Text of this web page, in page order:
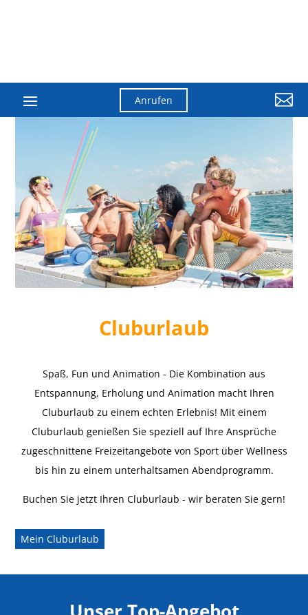
Anrufen 
Cluburlaub
Spaß, Fun und Animation - Die Kombination aus
Entspannung, Erholung und Animation macht Ihren
Cluburlaub zu einem echten Erlebnis! Mit einem
Cluburlaub genießen Sie speziell auf Ihre Ansprüche
zugeschnittene Freizeitangebote von Sport über Wellness
bis hin zu einem unterhaltsamen Abendprogramm.
Buchen Sie jetzt Ihren Cluburlaub - wir beraten Sie gern!
Mein Cluburlaub